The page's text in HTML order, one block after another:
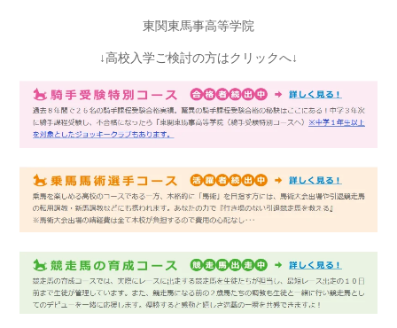
東関東馬事高等学院
↓高校入学ご検討の方はクリックへ↓